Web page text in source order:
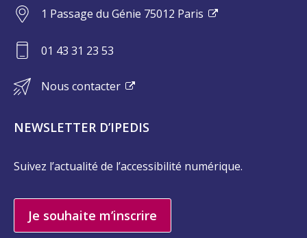
1 Passage du Génie 75012 Paris
01 43 31 23 53
Nous contacter
NEWSLETTER D’IPEDIS
Suivez l’actualité de l’accessibilité numérique.
Je souhaite m’inscrire